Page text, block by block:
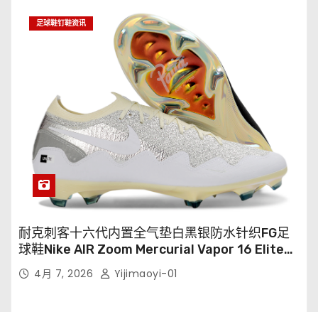
足球鞋钉鞋资讯
耐克刺客十六代内置全气垫白黑银防水针织FG足
球鞋Nike AIR Zoom Mercurial Vapor 16 Elite
XXV FG35-45
4月 7, 2026 Yijimaoyi-01